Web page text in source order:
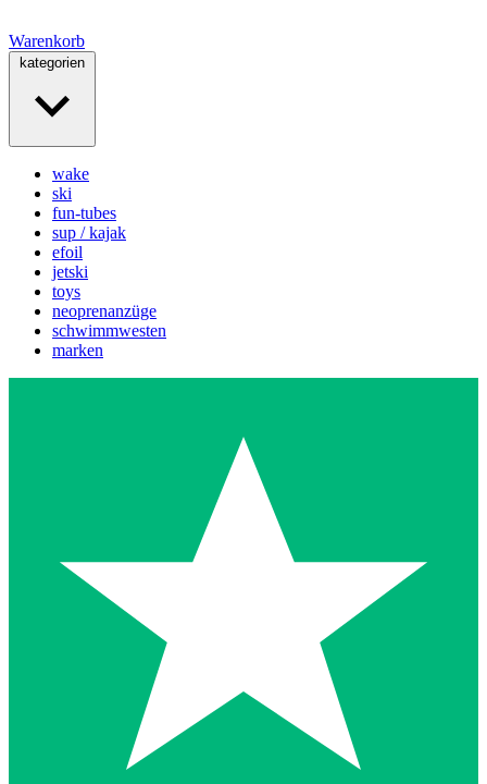
Warenkorb
kategorien
wake
ski
fun-tubes
sup / kajak
efoil
jetski
toys
neoprenanzüge
schwimmwesten
marken